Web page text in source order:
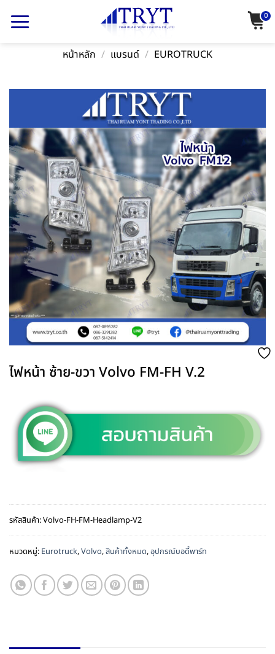
0
หน้าหลัก / แบรนด์ / EUROTRUCK
ไฟหน้า ซ้าย-ขวา Volvo FM-FH V.2
รหัสสินค้า:Volvo-FH-FM-Headlamp-V2
หมวดหมู่: Eurotruck,Volvo,สินค้าทั้งหมด,อุปกรณ์บอดี้พาร์ท